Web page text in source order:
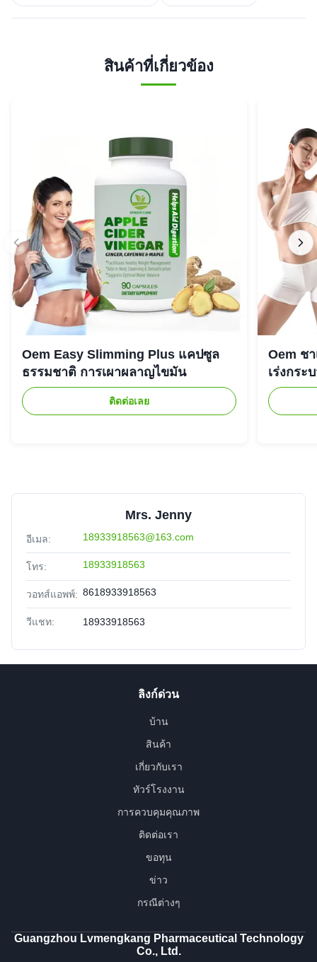
สินค้าที่เกี่ยวข้อง
Oem Easy Slimming Plus แคปซูล
ธรรมชาติ การเผาผลาญไขมัน
ติดต่อเลย
Oem ช
เร่งกระ
Mrs. Jenny
อีเมล: 18933918563@163.com
โทร: 18933918563
วอทส์แอพพ์: 8618933918563
วีแชท: 18933918563
ลิงก์ด่วน
บ้าน
สินค้า
เกี่ยวกับเรา
ทัวร์โรงงาน
การควบคุมคุณภาพ
ติดต่อเรา
ขอทุน
ข่าว
กรณีต่างๆ
Guangzhou Lvmengkang Pharmaceutical Technology
Co., Ltd.